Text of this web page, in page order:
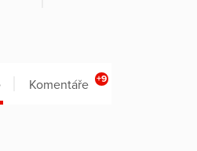
Komentáře +9